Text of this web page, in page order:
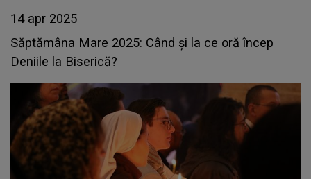
14 apr 2025
Săptămâna Mare 2025: Când și la ce oră încep
Deniile la Biserică?